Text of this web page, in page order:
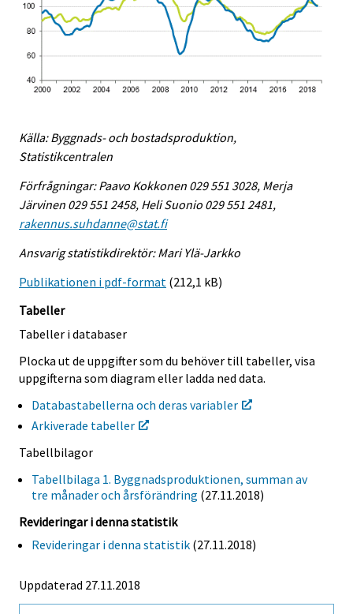
Källa: Byggnads- och bostadsproduktion,
Statistikcentralen
Förfrågningar: Paavo Kokkonen 029 551 3028, Merja
Järvinen 029 551 2458, Heli Suonio 029 551 2481,
rakennus.suhdanne@stat.fi
Ansvarig statistikdirektör: Mari Ylä-Jarkko
Publikationen i pdf-format (212,1 kB)
Tabeller
Tabeller i databaser
Plocka ut de uppgifter som du behöver till tabeller, visa
uppgifterna som diagram eller ladda ned data.
Databastabellerna och deras variabler
Arkiverade tabeller
Tabellbilagor
Tabellbilaga 1. Byggnadsproduktionen, summan av
tre månader och årsförändring (27.11.2018)
Revideringar i denna statistik
Revideringar i denna statistik (27.11.2018)
Uppdaterad 27.11.2018